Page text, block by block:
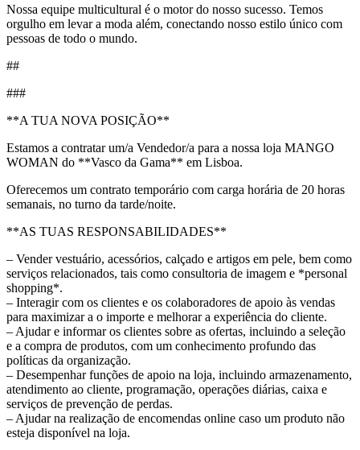
Nossa equipe multicultural é o motor do nosso sucesso. Temos
orgulho em levar a moda além, conectando nosso estilo único com
pessoas de todo o mundo.
##
###
**A TUA NOVA POSIÇÃO**
Estamos a contratar um/a Vendedor/a para a nossa loja MANGO
WOMAN do **Vasco da Gama** em Lisboa.
Oferecemos um contrato temporário com carga horária de 20 horas
semanais, no turno da tarde/noite.
**AS TUAS RESPONSABILIDADES**
– Vender vestuário, acessórios, calçado e artigos em pele, bem como
serviços relacionados, tais como consultoria de imagem e *personal
shopping*.
– Interagir com os clientes e os colaboradores de apoio às vendas
para maximizar a o importe e melhorar a experiência do cliente.
– Ajudar e informar os clientes sobre as ofertas, incluindo a seleção
e a compra de produtos, com um conhecimento profundo das
políticas da organização.
– Desempenhar funções de apoio na loja, incluindo armazenamento,
atendimento ao cliente, programação, operações diárias, caixa e
serviços de prevenção de perdas.
– Ajudar na realização de encomendas online caso um produto não
esteja disponível na loja.